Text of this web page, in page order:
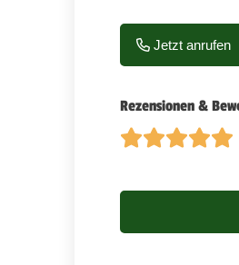
Jetzt anrufen
Rezensionen &